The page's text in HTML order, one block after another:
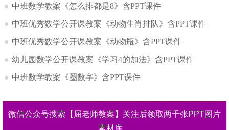
● 中班数学教案《怎么排都是8》含PPT课件
● 中班优秀数学公开课教案《动物生肖排队》含PPT课件
● 中班优秀数学公开课教案《动物瓶》含PPT课件
● 幼儿园数学公开课教案《学习4的加法》含PPT课件
● 中班数学教案《圈数字》含PPT课件
微信公众号搜索【屈老师教案】关注后领取两千张PPT图片